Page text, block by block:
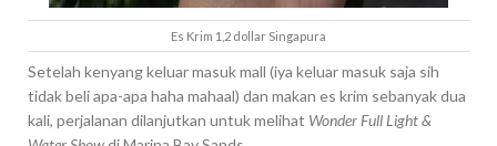
Es Krim 1,2 dollar Singapura
Setelah kenyang keluar masuk mall (iya keluar masuk saja sih
tidak beli apa-apa haha mahaal) dan makan es krim sebanyak dua
kali, perjalanan dilanjutkan untuk melihat Wonder Full Light &